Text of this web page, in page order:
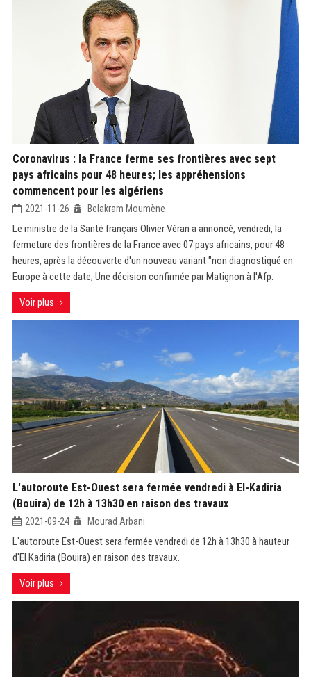
Coronavirus : la France ferme ses frontières avec sept
pays africains pour 48 heures; les appréhensions
commencent pour les algériens
2021-11-26 Belakram Moumène
Le ministre de la Santé français Olivier Véran a annoncé, vendredi, la
fermeture des frontières de la France avec 07 pays africains, pour 48
heures, après la découverte d'un nouveau variant "non diagnostiqué en
Europe à cette date; Une décision confirmée par Matignon à l'Afp.
Voir plus
L'autoroute Est-Ouest sera fermée vendredi à El-Kadiria
(Bouira) de 12h à 13h30 en raison des travaux
2021-09-24 Mourad Arbani
L'autoroute Est-Ouest sera fermée vendredi de 12h à 13h30 à hauteur
d'El Kadiria (Bouira) en raison des travaux.
Voir plus